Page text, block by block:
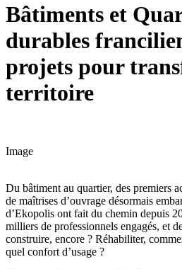
Bâtiments et
durables
projets pour
territoire
Image
Du bâtiment au quartier, des premiers
de maîtrises d’ouvrage désormais
d’Ekopolis ont fait du chemin depuis
milliers de professionnels engagés, et
construire, encore ? Réhabiliter,
quel confort d’usage ?